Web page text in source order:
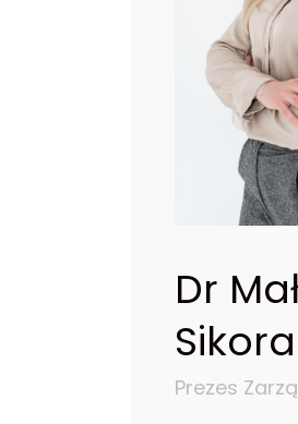
Dr
Sikora
Prezes